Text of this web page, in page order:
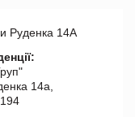
Руденка 14А
14а,